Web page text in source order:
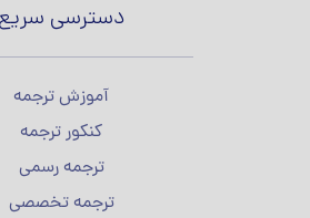
دسترسی سریع
آموزش ترجمه
کنکور ترجمه
ترجمه رسمی
ترجمه تخصصی